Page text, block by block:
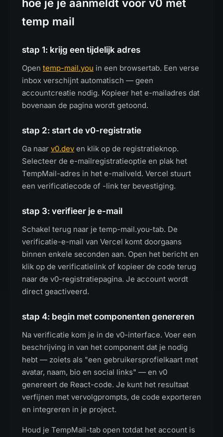
hoe je je aanmeldt voor v0 met
temp mail
stap 1: krijg een tijdelijk adres
Open temp-mail.you in een browsertab. Een verse
inbox verschijnt automatisch — geen
accountcreatie nodig. Kopieer het e-mailadres dat
bovenaan de pagina wordt getoond.
stap 2: start de v0-registratie
Ga naar v0.dev en klik op de registratieknop.
Selecteer de e-mailregistratieoptie en plak het
TempMail-adres in het e-mailveld. Vercel stuurt
een verificatiecode of -link ter bevestiging.
stap 3: verifieer je e-mail
Schakel terug naar je temp-mail.you-tab. De
verificatie-e-mail van Vercel komt doorgaans
binnen enkele seconden aan. Open het bericht en
klik op de verificatielink of kopieer de code terug
naar de v0-registratiepagina. Je account wordt
direct geactiveerd.
stap 4: begin met componenten genereren
Na verificatie kom je in de v0-interface. Voer een
beschrijving in van het component dat je nodig
hebt — zoiets als "een gebruikersprofielkaart met
avatar, naam, bio en social links" — en v0
genereert de React-code. Je kunt het resultaat
verfijnen met vervolgprompts, de code exporteren
en integreren in je project.
Houd je TempMail-tab open totdat het account is